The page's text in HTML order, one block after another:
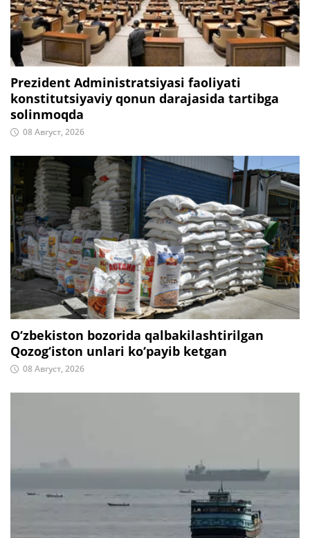
Prezident Administratsiyasi faoliyati
konstitutsiyaviy qonun darajasida tartibga
solinmoqda
08 Август, 2026
O‘zbekiston bozorida qalbakilashtirilgan
Qozog‘iston unlari ko‘payib ketgan
08 Август, 2026